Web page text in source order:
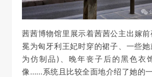
茜茜博物馆里 展示着茜茜公主出嫁前
冕为匈牙利王妃时穿的裙子、 一些她
为仿制品 )、 晚年丧子后的黑色衣
像……系统且比较全面地介绍了她的